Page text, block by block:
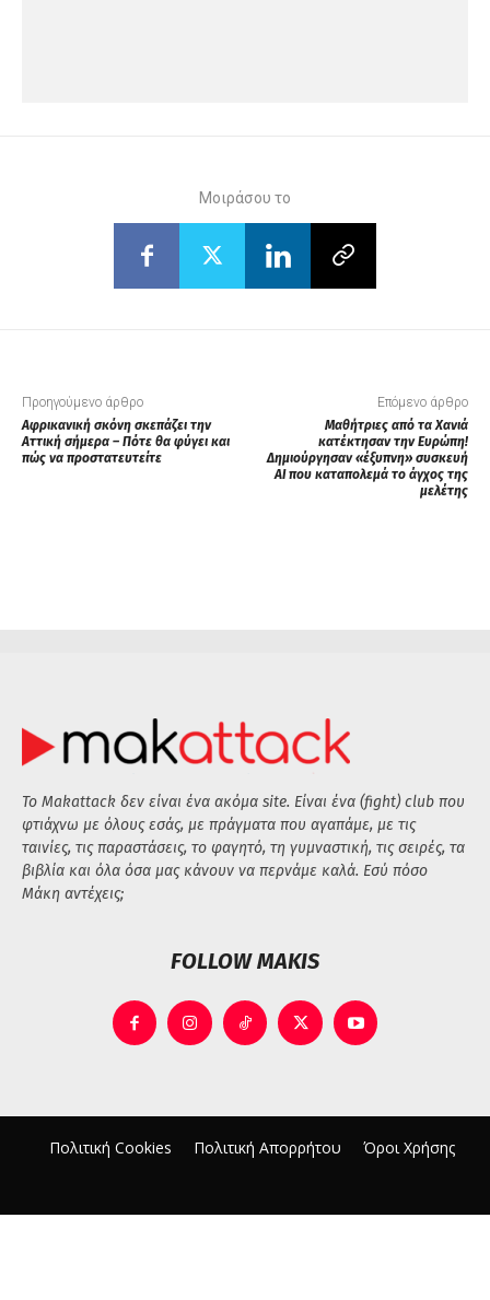
Μοιράσου το
Προηγούμενο άρθρο
Αφρικανική σκόνη σκεπάζει την
Αττική σήμερα – Πότε θα φύγει και
πώς να προστατευτείτε
Επόμενο άρθρο
Μαθήτριες από τα Χανιά
κατέκτησαν την Ευρώπη!
Δημιούργησαν «έξυπνη» συσκευή
AI που καταπολεμά το άγχος της
μελέτης
Το Makattack δεν είναι ένα ακόμα site. Είναι ένα (fight) club που
φτιάχνω με όλους εσάς, με πράγματα που αγαπάμε, με τις
ταινίες, τις παραστάσεις, το φαγητό, τη γυμναστική, τις σειρές, τα
βιβλία και όλα όσα μας κάνουν να περνάμε καλά. Εσύ πόσο
Μάκη αντέχεις;
FOLLOW MAKIS
Πολιτική Cookies Πολιτική Απορρήτου Όροι Χρήσης